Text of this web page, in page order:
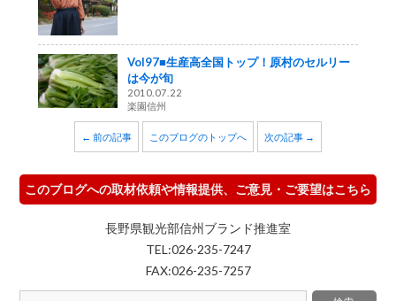
Vol97■生産高全国トップ！原村のセルリー
は今が旬
2010.07.22
楽園信州
← 前の記事 このブログのトップへ 次の記事 →
このブログへの取材依頼や情報提供、ご意見・ご要望はこちら
長野県観光部信州ブランド推進室
TEL:026-235-7247
FAX:026-235-7257